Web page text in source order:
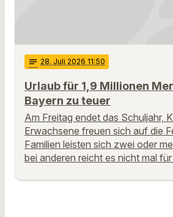
notes 28. Juli 2026 11:50
Urlaub für 1,9 Millionen
Bayern zu teuer
Am Freitag endet das Schuljahr,
Erwachsene freuen sich auf die
Familien leisten sich zwei oder
bei anderen reicht es nicht mal